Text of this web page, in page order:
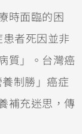
時面臨的困
者死因並非
質」。台灣癌
制勝」癌症
補充迷思，傳